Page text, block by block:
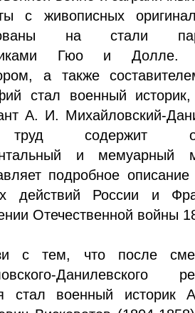
с живописных
на стали
Гюо и Долле.
а также
стал военный историк,
А. И. Михайловский-
содержит
и мемуарный
подробное
действий России и
Отечественной войны
с тем, что после
Данилевского
стал военный историк